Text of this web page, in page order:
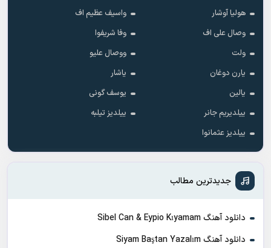
هولیا آوشار
واسیف عظیم اف
وصال علی اف
وفا شریفوا
ولت
ووصال علیو
یارن دوغان
یاشار
یالین
یوسف گونی
ییلدیریم جانر
ییلدیز تیلبه
ییلدیز عثمانوا
جدیدترین مطالب
دانلود آهنگ Sibel Can & Eypio Kıyamam
دانلود آهنگ Siyam Baştan Yazalım